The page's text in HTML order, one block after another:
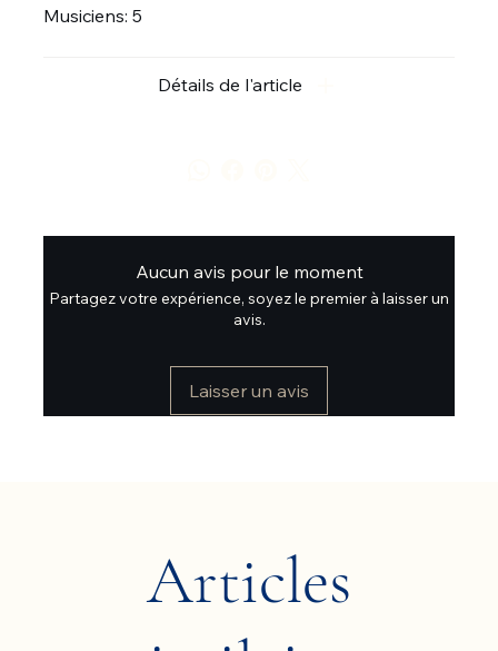
Musiciens: 5
Détails de l'article
Aucun avis pour le moment
Partagez votre expérience, soyez le premier à laisser un
avis.
Laisser un avis
Articles